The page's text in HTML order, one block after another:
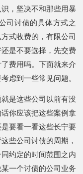
，坚决不和那些用暴
司讨债的具体方式之
式收费的，有限公司
是不要选择，先交费
费用吗。下面就来介
虑到一些常见问题。
是这些公司以前有没
你应该把这些案例拿
要看一看这些长宁要
些公司讨债的周期，
约定的时间范围之内
一个讨债的公司业务